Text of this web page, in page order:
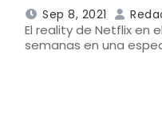
Sep 8, 2021
El reality de Netflix en
semanas en una